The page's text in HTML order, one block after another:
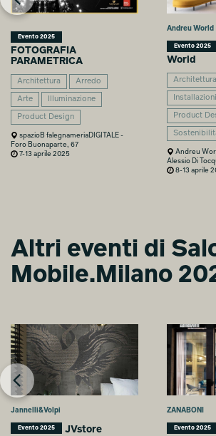
Evento 2025
FOTOGRAFIA
PARAMETRICA
Architettura Arredo
Arte Illuminazione
Product Design
spazioB falegnameriaDIGITALE -
Foro Buonaparte, 67
7-13 aprile 2025
Andreu World
Evento 2025
World
Architettura
Installazioni
Product
Andreu
Alessio Di
8-13 aprile
Altri eventi di
Mobile.Milano
Jannelli&Volpi
Evento 2025
JVstore
ZANABONI
Evento 2025